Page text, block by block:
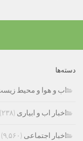
دسته‌ها
اب و هوا و محیط
اخبار اب و ابیاری (۲۳۸)
اخبار اجتماعی (۹,۵۶۰)